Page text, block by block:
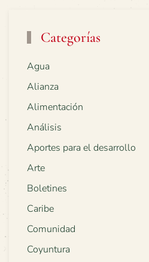
Categorías
Agua
Alianza
Alimentación
Análisis
Aportes para el desarrollo
Arte
Boletines
Caribe
Comunidad
Coyuntura